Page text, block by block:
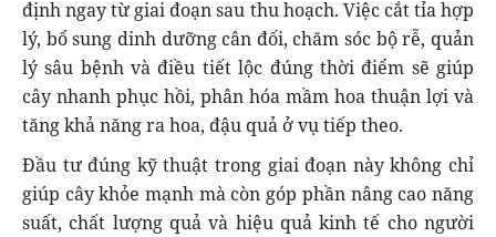
định ngay từ giai đoạn sau thu hoạch. Việc cắt tỉa hợp
lý, bổ sung dinh dưỡng cân đối, chăm sóc bộ rễ, quản
lý sâu bệnh và điều tiết lộc đúng thời điểm sẽ giúp
cây nhanh phục hồi, phân hóa mầm hoa thuận lợi và
tăng khả năng ra hoa, đậu quả ở vụ tiếp theo.
Đầu tư đúng kỹ thuật trong giai đoạn này không chỉ
giúp cây khỏe mạnh mà còn góp phần nâng cao năng
suất, chất lượng quả và hiệu quả kinh tế cho người